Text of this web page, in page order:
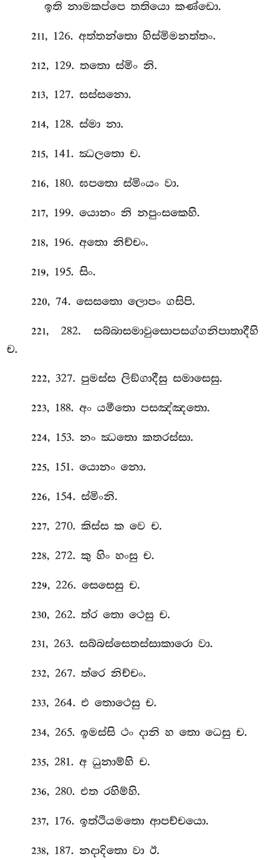
ඉති නාමකප්පෙ තතියො කණ්ඩො.
211, 126. අත්තන්තො හිස්මිමනත්තං.
212, 129. තතො ස්මිං නි.
213, 127. සස්සනො.
214, 128. ස්මානා.
215, 141. ඣලතො ච.
216, 180. ඝපතො ස්මිංයං වා.
217, 199. යොනං නි නපුංසකෙහි.
218, 196. අතො නිච්චං.
219, 195. සිං.
220, 74. සෙසතො ලොපං ගසිපි.
221, 282. සබ්බාසමාවුසොපසග්ගනිපාතාදීහි
ච.
222, 327. පුමස්ස ලිඞ්ගාදීසු සමාසෙසු.
223, 188. අං යමීතො පසඤ්ඤතො.
224, 153. නං ඣතො කතරස්සා.
225, 151. යොනං නො.
226, 154. ස්මිංනි.
227, 270. කිස්ස ක වෙ ච.
228, 272. කු හිං හංසු ච.
229, 226. සෙසෙසු ච.
230, 262. ත්ර තො ථෙසු ච.
231, 263. සබ්බස්සෙතස්සාකාරො වා.
232, 267. ත්රෙ නිච්චං.
233, 264. එ තොථෙසු ච.
234, 265. ඉමස්සිථං දානි හ තො ධෙසු ච.
235, 281. අ ධුනාම්හි ච.
236, 280. එත රහිම්හි.
237, 176. ඉත්ථියමතො ආපච්චයො.
238, 187. නදාදිතො වා ඊ.